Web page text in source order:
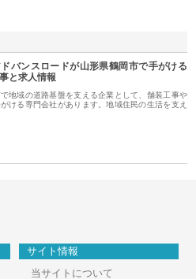
バンスロードが山形県鶴岡市で手がける
と求人情報
地域の道路基盤を支える企業として、舗装工事や
ける専門会社があります。地域住民の生活を支え
サイト情報
当サイトについて